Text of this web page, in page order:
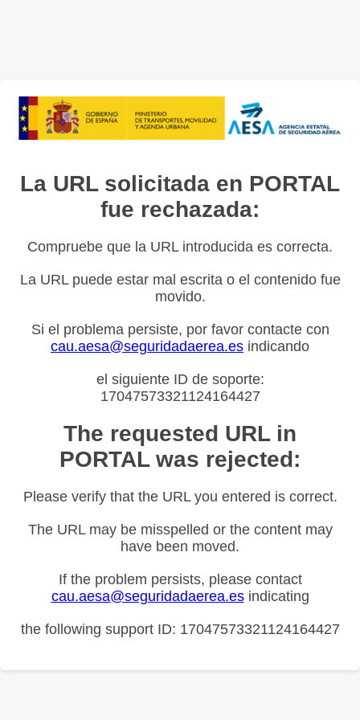
La URL solicitada en PORTAL
fue rechazada:
Compruebe que la URL introducida es correcta.
La URL puede estar mal escrita o el contenido fue
movido.
Si el problema persiste, por favor contacte con
cau.aesa@seguridadaerea.es indicando
el siguiente ID de soporte:
17047573321124164427
The requested URL in
PORTAL was rejected:
Please verify that the URL you entered is correct.
The URL may be misspelled or the content may
have been moved.
If the problem persists, please contact
cau.aesa@seguridadaerea.esindicating
the following support ID: 17047573321124164427